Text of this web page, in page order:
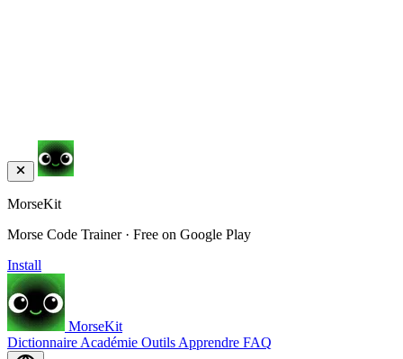
MorseKit
Morse Code Trainer · Free on Google Play
Install
MorseKit
Dictionnaire Académie Outils Apprendre FAQ